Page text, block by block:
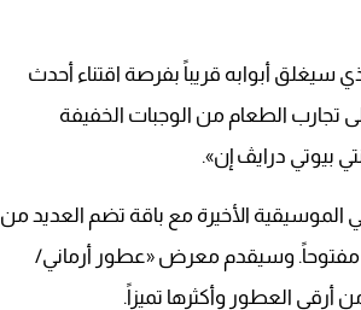
أبوابه قريباً بفرصة اقتناء أحدث
تجارب الطعام من الوجبات الخفيفة
بيوتي درايڤ إن».
الأخيرة مع باقة تضم العديد من
الذين يقدمون عروضهم الغنائية على 16 مسرحاً مفتوحاً. وسيقدم معرض «عطور أرماني/
العطور وأكثرها تميزاً.